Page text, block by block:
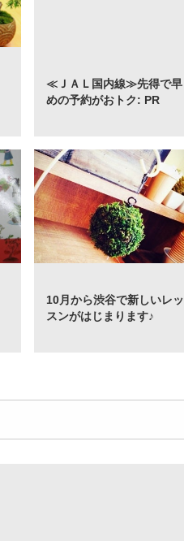
≪ＪＡＬ国内線≫先得で早
めの予約がおトク: PR
10月から渋谷で新しいレッ
スンがはじまります♪